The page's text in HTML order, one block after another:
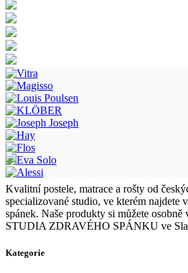
Kvalitní postele, matrace a rošty od
specializované studio, ve kterém najdete
spánek. Naše produkty si můžete osobně
STUDIA ZDRAVÉHO SPÁNKU ve
Kategorie